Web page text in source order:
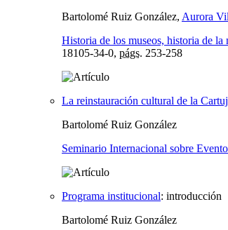
Bartolomé Ruiz González, Aurora
Historia de los museos, historia de la
18105-34-0, págs. 253-258
La reinstauración cultural de la
Bartolomé Ruiz González
Seminario Internacional sobre
Programa institucional: introducción
Bartolomé Ruiz González